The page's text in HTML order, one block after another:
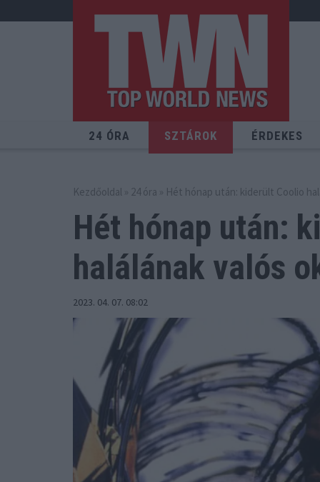
24 ÓRA SZTÁROK ÉRDEKES
Kezdőoldal » 24 óra » Hét hónap után: kiderült Coolio
Hét hónap után:
halálának valós
2023. 04. 07. 08:02